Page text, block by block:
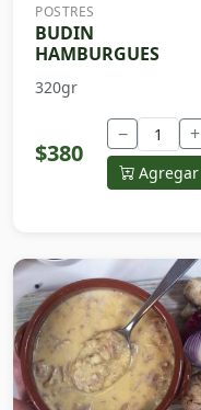
POSTRES
BUDIN
HAMBURGUES
320gr
$380
− +
Agregar